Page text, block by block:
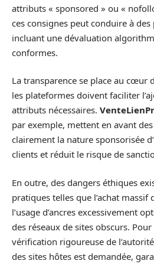
attributs « sponsored » ou «
ces consignes peut conduire à des
incluant une dévaluation
conformes.
La transparence se place au cœur
les plateformes doivent faciliter
attributs nécessaires.
par exemple, mettent en avant
clairement la nature sponsorisée
clients et réduit le risque de
En outre, des dangers éthiques
pratiques telles que l’achat
l’usage d’ancres excessivement
des réseaux de sites obscurs.
vérification rigoureuse de
des sites hôtes est demandée,